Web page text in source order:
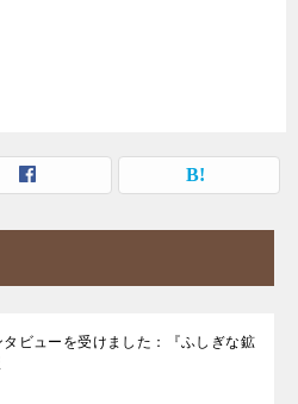
ビューを受けました：『ふしぎな鉱